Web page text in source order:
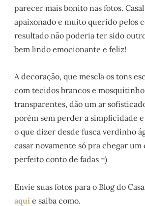
parecer mais bonito nas fotos.
apaixonado e muito querido pelos
resultado não poderia ter sido
bem lindo emocionante e feliz!
A decoração, que mescla os tons
com tecidos brancos e
transparentes, dão um ar
porém sem perder a simplicidade e
o que dizer desde fusca verdinho
casar novamente só pra chegar um
perfeito conto de fadas =)
Envie suas fotos para o Blog do
aqui e saiba como.